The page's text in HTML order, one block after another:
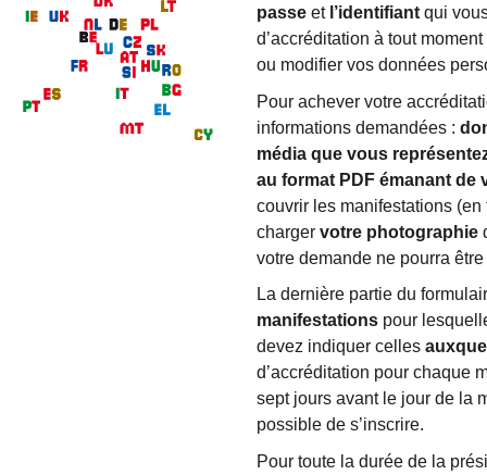
passe et l’identifiant qui
d’accréditation à tout
ou modifier vos données
Pour achever votre
informations demandées :
média que vous
au format PDF émanant de
couvrir les manifestations
charger votre photographie
votre demande ne pourra
La dernière partie du
manifestations pour
devez indiquer celles
d’accréditation pour chaque
sept jours avant le jour de la
possible de s’inscrire.
Pour toute la durée de la